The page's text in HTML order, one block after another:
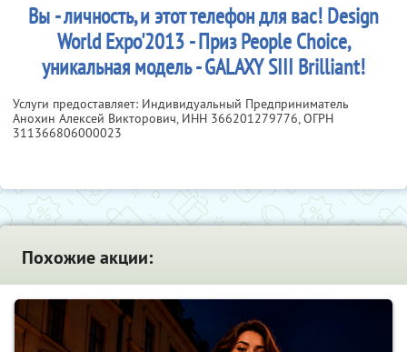
Вы - личность, и этот телефон для вас! Design
World Expo'2013 - Приз People Choice,
уникальная модель - GALAXY SIII Brilliant!
Услуги предоставляет: Индивидуальный Предприниматель
Анохин Алексей Викторович, ИНН 366201279776, ОГРН
311366806000023
Похожие акции: